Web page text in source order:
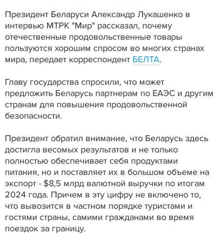
Президент Беларуси Александр Лукашенко в
интервью МТРК "Мир" рассказал, почему
отечественные продовольственные товары
пользуются хорошим спросом во многих странах
мира, передает корреспондент БЕЛТА.
Главу государства спросили, что может
предложить Беларусь партнерам по ЕАЭС и другим
странам для повышения продовольственной
безопасности.
Президент обратил внимание, что Беларусь здесь
достигла весомых результатов и не только
полностью обеспечивает себя продуктами
питания, но и поставляет их в большом объеме на
экспорт - $8,5 млрд валютной выручки по итогам
2024 года. Причем в эту цифру не включено то,
что вывозится в частном порядке туристами и
гостями страны, самими гражданами во время
поездок за границу.